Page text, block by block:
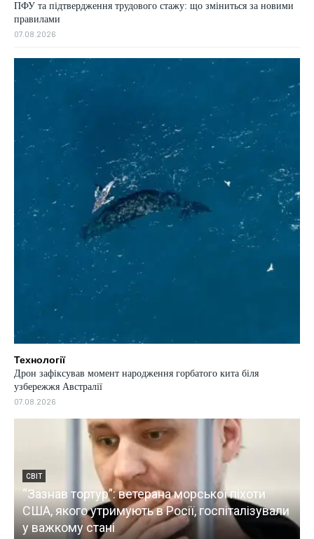
ПФУ та підтвердження трудового стажу: що зміниться за новими
правилами
07.08.2026
Технології
Дрон зафіксував момент народження горбатого кита біля
узбережжя Австралії
07.08.2026
СВІТ
“Зазнав тортур”: ветерана морської піхоти
США, якого утримують в Росії, госпіталізували
у важкому стані